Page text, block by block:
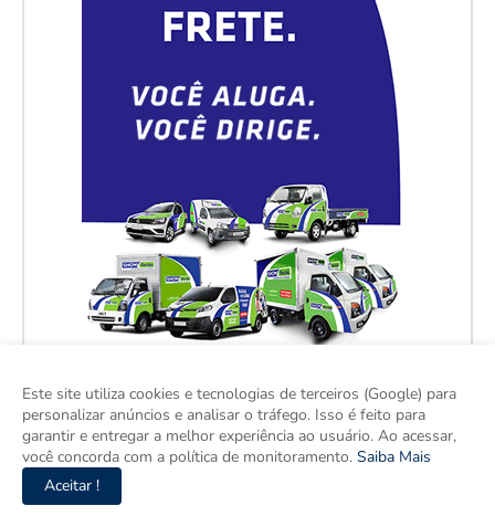
Este site utiliza cookies e tecnologias de terceiros (Google) para
personalizar anúncios e analisar o tráfego. Isso é feito para
garantir e entregar a melhor experiência ao usuário. Ao acessar,
você concorda com a política de monitoramento. Saiba Mais
Aceitar !